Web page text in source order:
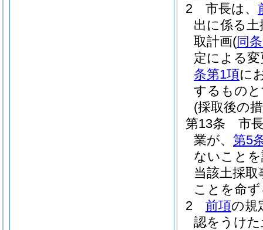
2
市長は、
出に係る
取計画(同
定による
条第1項に
するもの
(採取後の
第13条
市
業が、 第5
ないこと
当該土採
ことを命
2
前項の規
認をうけ